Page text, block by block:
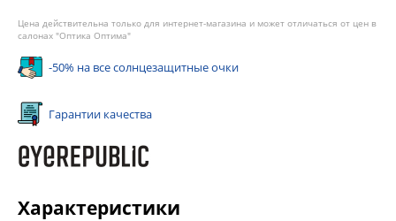
Цена действительна только для интернет-магазина и может отличаться от цен в
салонах "Оптика Оптима"
-50% на все солнцезащитные очки
Гарантии качества
Характеристики